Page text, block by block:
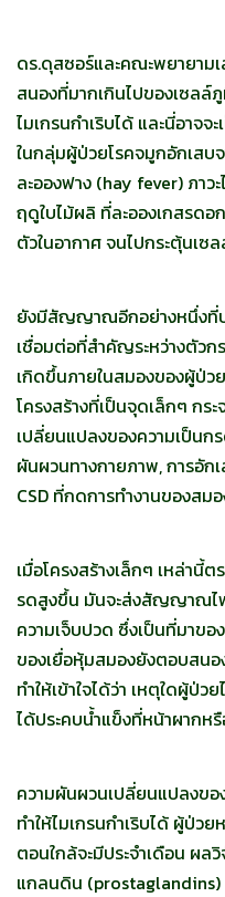
ดร.ดุสซอร์และคณะพยายาม
สนองที่มากเกินไปของเซลล์
ไมเกรนกำเริบได้ และนี่อาจ
ในกลุ่มผู้ป่วยโรคจมูกอักเส
ละอองฟาง (hay fever) ภาว
ฤดูใบไม้ผลิ ที่ละอองเกสรดอ
ตัวในอากาศ จนไปกระตุ้นเ
ยังมีสัญญาณอีกอย่างหนึ่งที่บ่
เชื่อมต่อที่สำคัญระหว่างตัว
เกิดขึ้นภายในสมองของผู้ป่ว
โครงสร้างที่เป็นจุดเล็กๆ กร
เปลี่ยนแปลงของความเป็นก
ผันผวนทางกายภาพ, การอั
CSD ที่กดการทำงานของสม
เมื่อโครงสร้างเล็กๆ เหล่านี้
รดสูงขึ้น มันจะส่งสัญญาณไฟ
ความเจ็บปวด ซึ่งเป็นที่มาขอ
ของเยื่อหุ้มสมองยังตอบสน
ทำให้เข้าใจได้ว่า เหตุใดผู้ป่
ได้ประคบน้ำแข็งที่หน้าผากห
ความผันผวนเปลี่ยนแปลงขอ
ทำให้ไมเกรนกำเริบได้ ผู้ป่ว
ตอนใกล้จะมีประจำเดือน ผ
แกลนดิน (prostaglandins)